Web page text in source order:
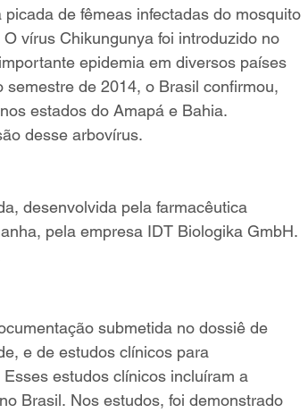
de fêmeas infectadas do mosquito
vírus Chikungunya foi introduzido no
epidemia em diversos países
de 2014, o Brasil confirmou,
estados do Amapá e Bahia.
desse arbovírus.
desenvolvida pela farmacêutica
pela empresa IDT Biologika GmbH.
submetida no dossiê de
e de estudos clínicos para
estudos clínicos incluíram a
Brasil. Nos estudos, foi demonstrado